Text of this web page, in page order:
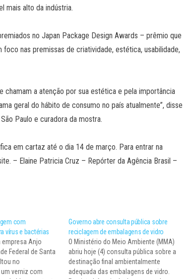
mais alto da indústria.
no Japan Package Design Awards – prêmio que
nas premissas de criatividade, estética, usabilidade,
chamam a atenção por sua estética e pela importância
geral do hábito de consumo no país atualmente”, disse
Paulo e curadora da mostra.
em cartaz até o dia 14 de março. Para entrar na
– Elaine Patricia Cruz – Repórter da Agência Brasil –
com
vírus e bactérias
empresa Anjo
Federal de Santa
no
verniz com
Governo abre consulta pública sobre
reciclagem de embalagens de vidro
O Ministério do Meio Ambiente (MMA)
abriu hoje (4) consulta pública sobre a
destinação final ambientalmente
adequada das embalagens de vidro.